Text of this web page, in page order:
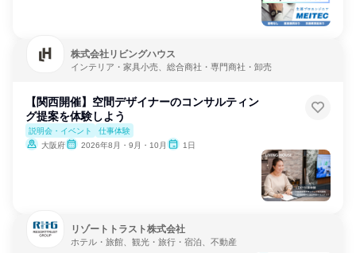
株式会社リビングハウス
インテリア・家具小売、総合商社・専門商社・卸売
【関西開催】空間デザイナーのコンサルティン
グ提案を体験しよう
説明会・イベント
仕事体験
大阪府
2026年8月・9月・10月 1日
リゾートトラスト株式会社
ホテル・旅館、観光・旅行・宿泊、不動産